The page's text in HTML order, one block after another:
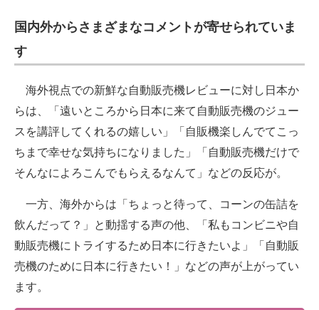
国内外からさまざまなコメントが寄せられていま
す
海外視点での新鮮な自動販売機レビューに対し日本か
らは、「遠いところから日本に来て自動販売機のジュー
スを講評してくれるの嬉しい」「自販機楽しんでてこっ
ちまで幸せな気持ちになりました」「自動販売機だけで
そんなによろこんでもらえるなんて」などの反応が。
一方、海外からは「ちょっと待って、コーンの缶詰を
飲んだって？」と動揺する声の他、「私もコンビニや自
動販売機にトライするため日本に行きたいよ」「自動販
売機のために日本に行きたい！」などの声が上がってい
ます。